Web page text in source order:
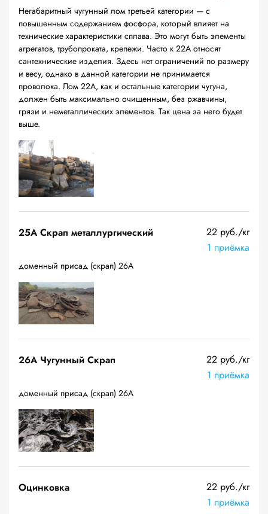
Негабаритный чугунный лом третьей категории — с
повышенным содержанием фосфора, который влияет на
технические характеристики сплава. Это могут быть элементы
агрегатов, трубопроката, крепежи. Часто к 22А относят
сантехнические изделия. Здесь нет ограничений по размеру
и весу, однако в данной категории не принимается
проволока. Лом 22А, как и остальные категории чугуна,
должен быть максимально очищенным, без ржавчины,
грязи и неметаллических элементов. Так цена за него будет
выше.
25A Скрап металлургический
22 руб./кг
1 приёмка
доменный присад (скрап) 26А
26A Чугунный Скрап
22 руб./кг
1 приёмка
доменный присад (скрап) 26А
Оцинковка
22 руб./кг
1 приёмка